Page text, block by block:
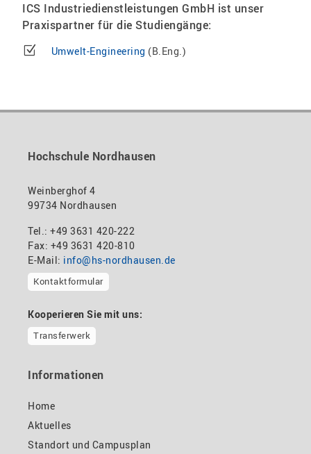
ICS Industriedienstleistungen GmbH ist unser
Praxispartner für die Studiengänge:
Umwelt-Engineering (B.Eng.)
Hochschule Nordhausen
Weinberghof 4
99734 Nordhausen
Tel.: +49 3631 420-222
Fax: +49 3631 420-810
E-Mail: info@hs-nordhausen.de
Kontaktformular
Kooperieren Sie mit uns:
Transferwerk
Informationen
Home
Aktuelles
Standort und Campusplan